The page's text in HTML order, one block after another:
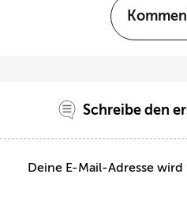
Schreibe den
Deine E-Mail-Adresse